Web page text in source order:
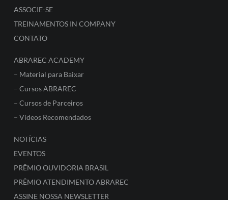
ASSOCIE-SE
TREINAMENTOS IN COMPANY
CONTATO
ABRAREC ACADEMY
– Material para Baixar
– Cursos ABRAREC
– Cursos de Parceiros
– Vídeos Recomendados
NOTÍCIAS
EVENTOS
PRÊMIO OUVIDORIA BRASIL
PRÊMIO ATENDIMENTO ABRAREC
ASSINE NOSSA NEWSLETTER